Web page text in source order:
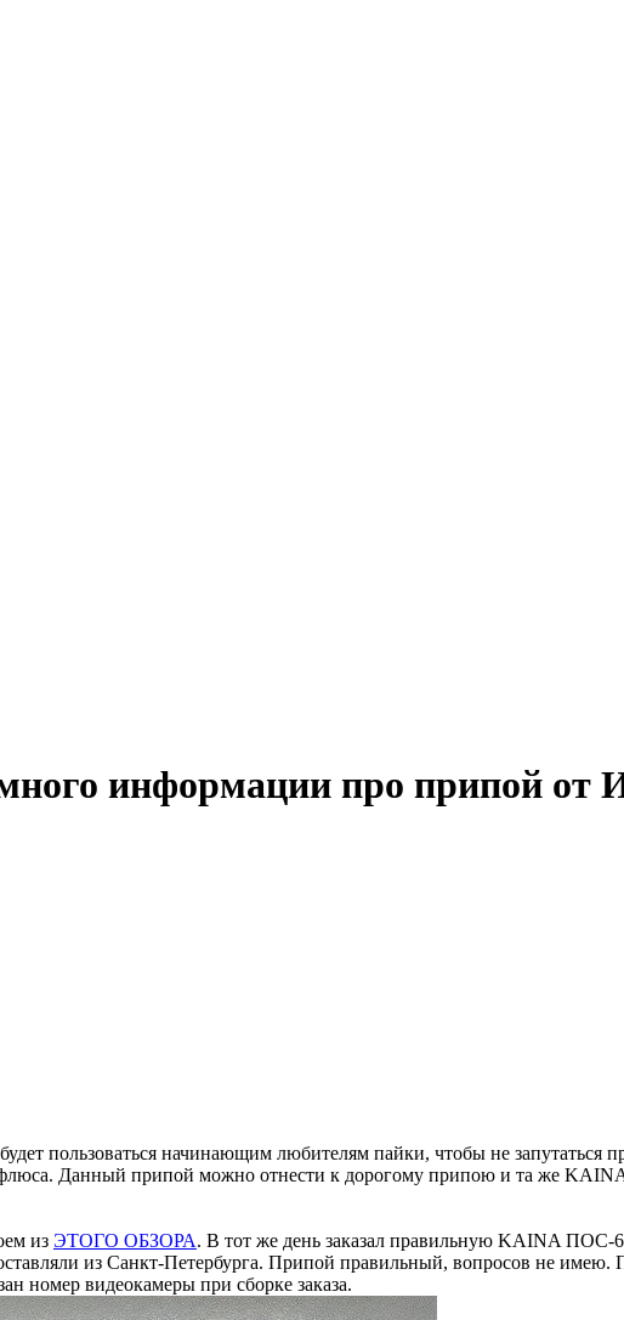
информации про припой
пользоваться начинающим любителям пайки, чтобы не запутаться
флюса. Данный припой можно отнести к дорогому припою и та же
из ЭТОГО ОБЗОРА. В тот же день заказал правильную KAINA
из Санкт-Петербурга. Припой правильный, вопросов не
номер видеокамеры при сборке заказа.